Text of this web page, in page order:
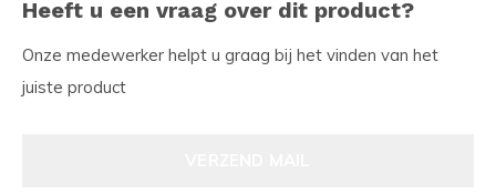
Heeft u een vraag over dit product?
Onze medewerker helpt u graag bij het vinden van het
juiste product